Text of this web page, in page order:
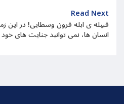
Read Next
قبیله ی ابله قرون وسطایی! در این
انسان ها، نمی توانید جنایت های خود